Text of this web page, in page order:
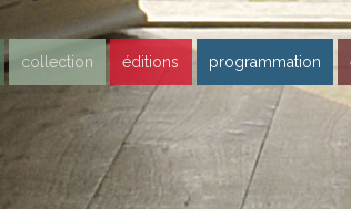
collection éditions programmation